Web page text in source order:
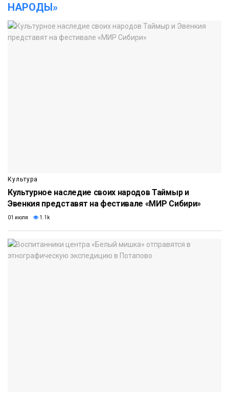
НАРОДЫ»
Культура
Культурное наследие своих народов Таймыр и
Эвенкия представят на фестивале «МИР Сибири»
01 июля 1.1k